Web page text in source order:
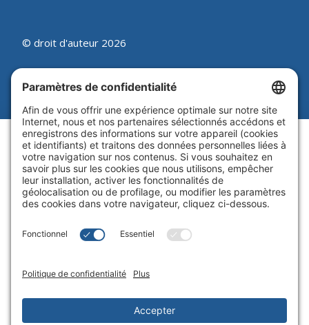
© droit d'auteur 2026
Juridique | Politique sur les témoins
|Processus de synthèse des
plaintes|Politique de
confidentialité|Paramètres de
confidentialité
Site Web par Blue Flamingo -
Conception Web Toronto